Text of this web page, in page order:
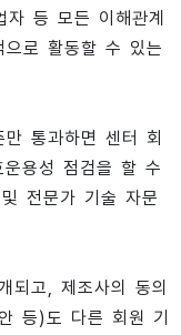
등 모든 이해관계
으로 활동할 수 있는
통과하면 센터 회
용성 점검을 할 수
전문가 기술 자문
되고, 제조사의 동의
등)도 다른 회원 기